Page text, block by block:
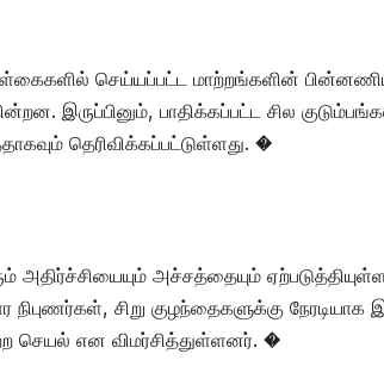
செய்யப்பட்ட மாற்றங்களின்
இருப்பினும், பாதிக்கப்பட்ட சில
தெரிவிக்கப்பட்டுள்ளது. �
அதிர்ச்சியையும் அச்சத்தையும்
நிபுணர்கள், சிறு குழந்தைகளுக்கு
செயல் என விமர்சித்துள்ளனர். �